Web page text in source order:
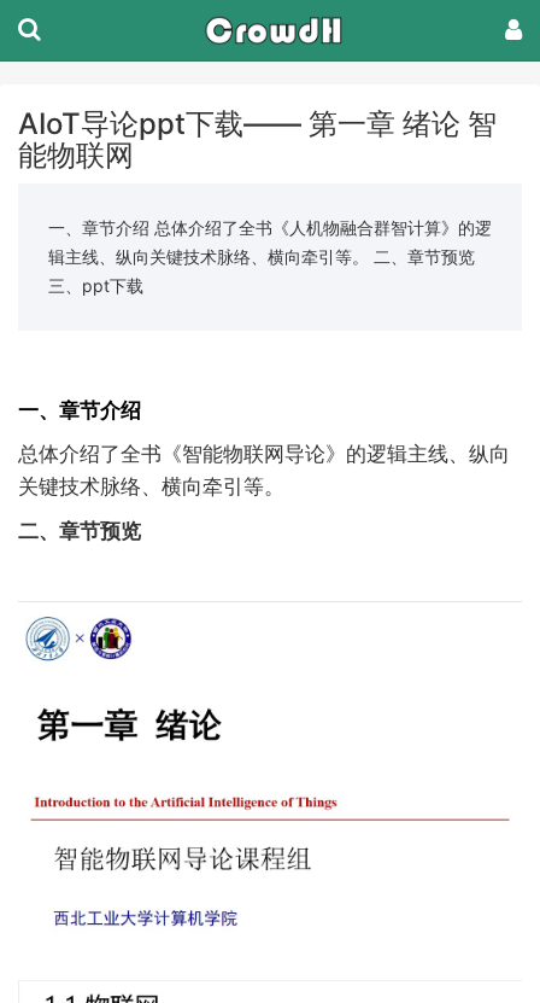
AIoT导论ppt下载—— 第一章 绪论 智
能物联网
一、章节介绍 总体介绍了全书《人机物融合群智计算》的逻
辑主线、纵向关键技术脉络、横向牵引等。 二、章节预览
三、ppt下载
一、章节介绍
总体介绍了全书《智能物联网导论》的逻辑主线、纵向
关键技术脉络、横向牵引等。
二、章节预览